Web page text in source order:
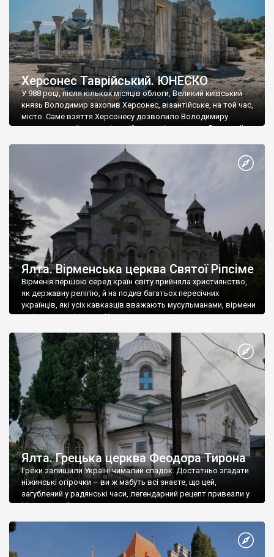
Херсонес Таврійський. ЮНЕСКО
У 988 році, після кількох місяців облоги, Великий київський
князь Володимир захопив Херсонес, візантійське, на той час,
місто. Саме взяття Херсонесу дозволило Володимиру
диктувати свої умови візантійському імператору Василю ІІ, та
Херсонесі Володимир-язичник, став Василем-християнином.
А потім було Хрещення Русі. На честь Херсонесу Таврійського
Ялта. Вірменська церква Святої Ріпсіме
Вірменія першою серед країн світу прийняла християнство,
як державну релігію, й на подив багатьох пересічних
українців, які усіх кавказців вважають мусульманами, вірмени
є відданими вірянами Христа
Ялта. Грецька церква Феодора Тирона
Греки залишили Україні чималий спадок. Достатньо згадати
ніжинські огірочки – ви ж мабуть всі знаєте, що цей,
загублений у радянські часи, легендарний рецепт привезли у
Ніжин греки?